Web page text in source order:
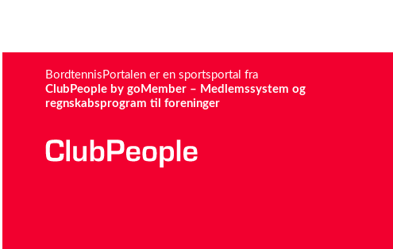
BordtennisPortalen er en sportsportal fra
ClubPeople by goMember – Medlemssystem og
regnskabsprogram til foreninger